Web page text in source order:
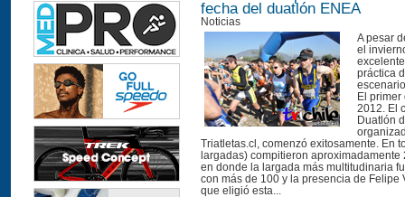
fecha del duatlón ENEA
Noticias
A pesar
el
práctica
El primer
2012. El
Duatlón
Triatletas.cl, comenzó exitosamente. En
largadas) compitieron aproximadamente
en donde la largada más multitudinaria
con más de 100 y la presencia de Felipe
que eligió esta...